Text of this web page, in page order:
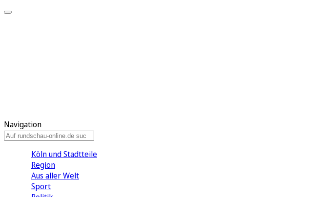
Navigation
Köln und Stadtteile
Region
Aus aller Welt
Sport